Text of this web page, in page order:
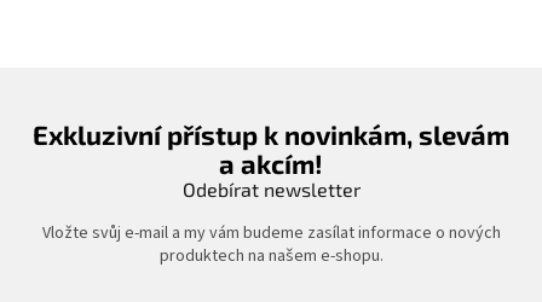
Exkluzivní přístup k novinkám, slevám
a akcím!
Odebírat newsletter
Vložte svůj e-mail a my vám budeme zasílat informace o nových
produktech na našem e-shopu.